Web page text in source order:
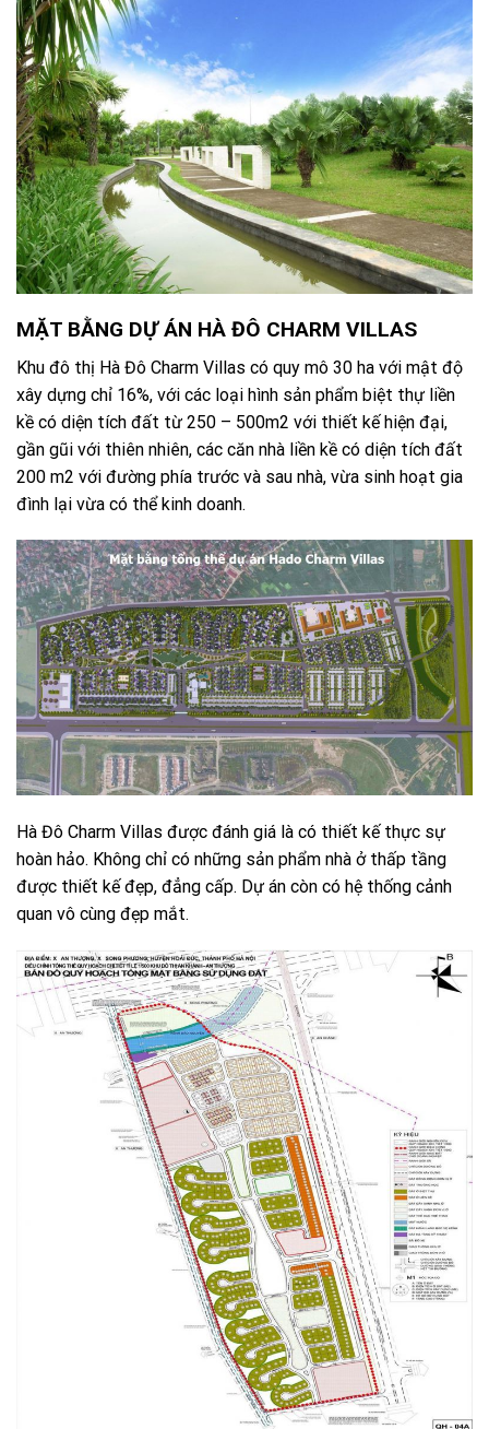
MẶT BẰNG DỰ ÁN HÀ ĐÔ CHARM VILLAS
Khu đô thị Hà Đô Charm Villas có quy mô 30 ha với mật độ
xây dựng chỉ 16%, với các loại hình sản phẩm biệt thự liền
kề có diện tích đất từ 250 – 500m2 với thiết kế hiện đại,
gần gũi với thiên nhiên, các căn nhà liền kề có diện tích đất
200 m2 với đường phía trước và sau nhà, vừa sinh hoạt gia
đình lại vừa có thể kinh doanh.
Hà Đô Charm Villas được đánh giá là có thiết kế thực sự
hoàn hảo. Không chỉ có những sản phẩm nhà ở thấp tầng
được thiết kế đẹp, đẳng cấp. Dự án còn có hệ thống cảnh
quan vô cùng đẹp mắt.